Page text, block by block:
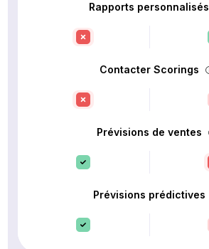
Rapports personnalisés
Contacter Scorings
Prévisions de ventes
Prévisions prédictives